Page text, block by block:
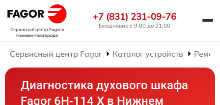
Сервисный центр Fagorв
Нижнем Новгороде
+7 (831) 231-09-76
Ежедневно с 9:00 до 21:00
Сервисный центр Fagor Каталог устройств
Диагностика духового шкафа
Fagor 6H-114 X в Нижнем